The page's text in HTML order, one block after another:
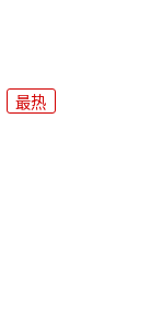
最热